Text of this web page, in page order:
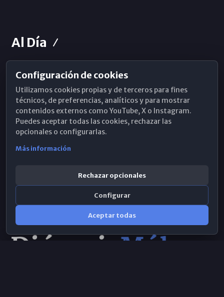
Al Día
Horarios de Misa
Hemeroteca
WhatsApp
Configuración de cookies
Utilizamos cookies propias y de terceros para fines
técnicos, de preferencias, analíticos y para mostrar
contenidos externos como YouTube, X o Instagram.
Puedes aceptar todas las cookies, rechazar las
opcionales o configurarlas.
Más información
Rechazar opcionales
Configurar
Aceptar todas